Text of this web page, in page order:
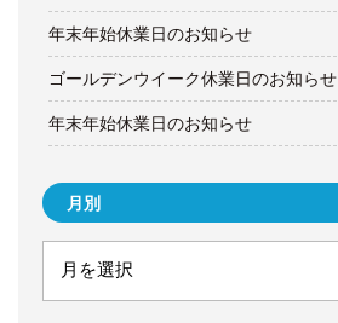
年末年始休業日のお知らせ
ゴールデンウイーク休業日のお知らせ
年末年始休業日のお知らせ
月別